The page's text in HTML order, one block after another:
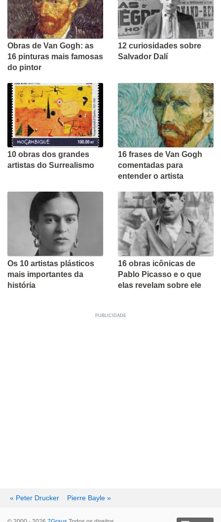
Obras de Van Gogh: as
16 pinturas mais famosas
do pintor
12 curiosidades sobre
Salvador Dalí
10 obras dos grandes
artistas do Surrealismo
16 frases de Van Gogh
comentadas para
entender o artista
Os 10 artistas plásticos
mais importantes da
história
16 obras icônicas de
Pablo Picasso e o que
elas revelam sobre ele
« Peter Drucker Pierre Bayle »